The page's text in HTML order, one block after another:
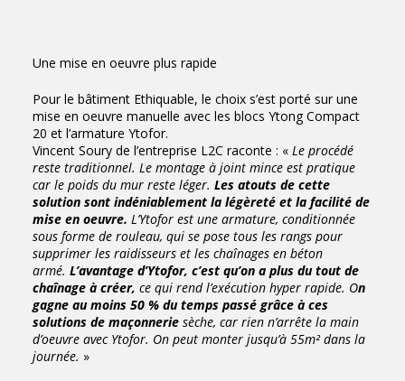
Une mise en oeuvre plus rapide
Pour le bâtiment Ethiquable, le choix s’est porté sur une
mise en oeuvre manuelle avec les blocs Ytong Compact
20 et l’armature Ytofor.
Vincent Soury de l’entreprise L2C raconte : « Le procédé
reste traditionnel. Le montage à joint mince est pratique
car le poids du mur reste léger. Les atouts de cette
solution sont indéniablement la légèreté et la facilité de
mise en oeuvre. L’Ytofor est une armature, conditionnée
sous forme de rouleau, qui se pose tous les rangs pour
supprimer les raidisseurs et les chaînages en béton
armé. L’avantage d’Ytofor, c’est qu’on a plus du tout de
chaînage à créer, ce qui rend l’exécution hyper rapide. On
gagne au moins 50 % du temps passé grâce à ces
solutions de maçonnerie sèche, car rien n’arrête la main
d’oeuvre avec Ytofor. On peut monter jusqu’à 55m² dans la
journée. »